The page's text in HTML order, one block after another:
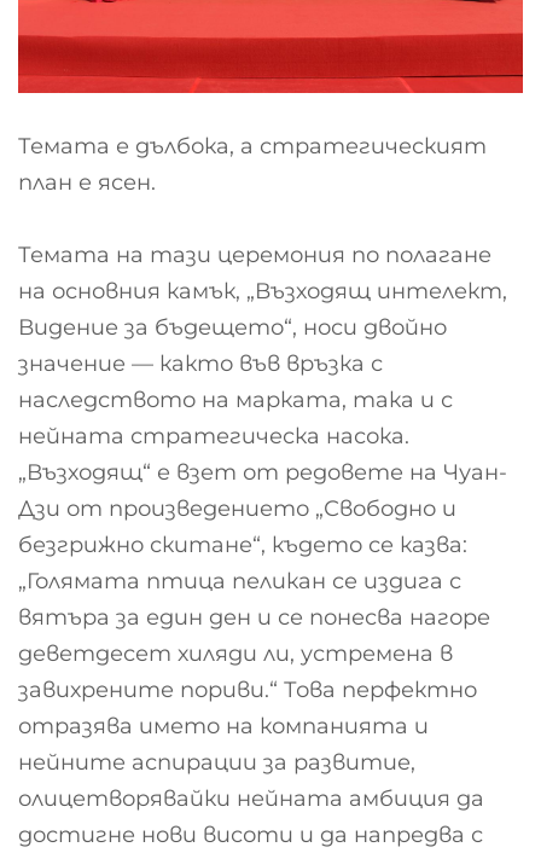
Темата е дълбока, а стратегическият
план е ясен.
Темата на тази церемония по полагане
на основния камък, „Възходящ интелект,
Видение за бъдещето“, носи двойно
значение — както във връзка с
наследството на марката, така и с
нейната стратегическа насока.
„Възходящ“ е взет от редовете на Чуан-
Дзи от произведението „Свободно и
безгрижно скитане“, където се казва:
„Голямата птица пеликан се издига с
вятъра за един ден и се понесва нагоре
деветдесет хиляди ли, устремена в
завихрените пориви.“ Това перфектно
отразява името на компанията и
нейните аспирации за развитие,
олицетворявайки нейната амбиция да
достигне нови висоти и да напредва с